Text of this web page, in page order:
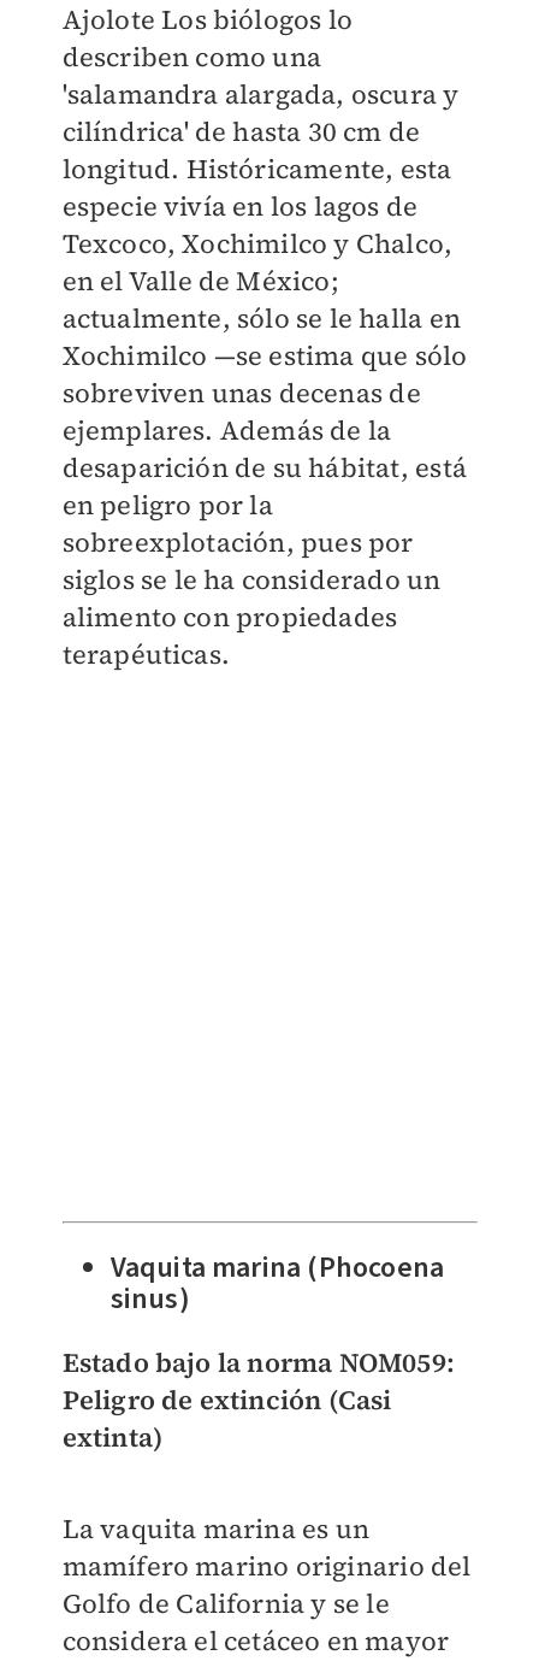
Ajolote Los biólogos lo
describen como una
'salamandra alargada, oscura y
cilíndrica' de hasta 30 cm de
longitud. Históricamente, esta
especie vivía en los lagos de
Texcoco, Xochimilco y Chalco,
en el Valle de México;
actualmente, sólo se le halla en
Xochimilco —se estima que sólo
sobreviven unas decenas de
ejemplares. Además de la
desaparición de su hábitat, está
en peligro por la
sobreexplotación, pues por
siglos se le ha considerado un
alimento con propiedades
terapéuticas.
Vaquita marina (Phocoena
sinus)
Estado bajo la norma NOM059:
Peligro de extinción (Casi
extinta)
La vaquita marina es un
mamífero marino originario del
Golfo de California y se le
considera el cetáceo en mayor